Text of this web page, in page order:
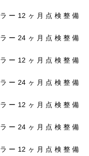
ー12ヶ月点検整備
ー24ヶ月点検整備
ー12ヶ月点検整備
ー24ヶ月点検整備
ー12ヶ月点検整備
ー24ヶ月点検整備
ー12ヶ月点検整備